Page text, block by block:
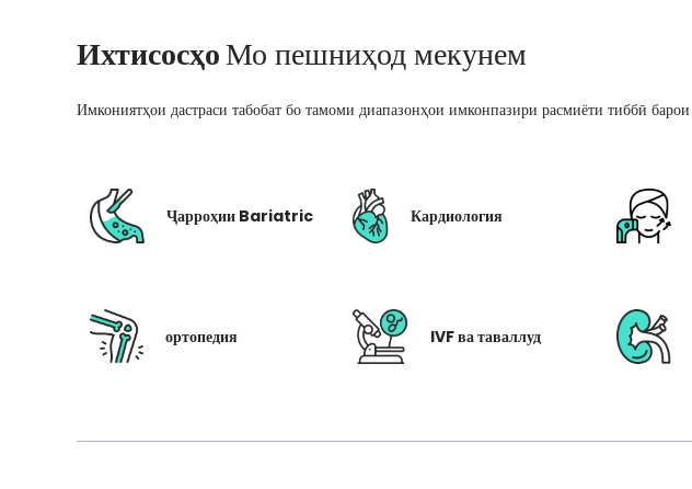
ИхтисосҳоМо пешниҳод мекунем
Имкониятҳои дастраси табобат бо тамоми диапазонҳои имконпазири расмиёти тиббӣ
Ҷарроҳии Bariatric Кардиология
ортопедия IVF ва таваллуд